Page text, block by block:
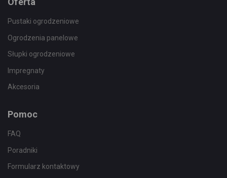
Pustaki ogrodzeniowe
Ogrodzenia panelowe
Słupki ogrodzeniowe
Impregnaty
Akcesoria
Pomoc
FAQ
Poradniki
Formularz kontaktowy